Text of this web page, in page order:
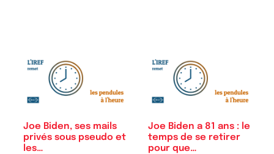
Joe Biden, ses mails
privés sous pseudo et
les…
Joe Biden a 81 ans : le
temps de se retirer
pour que…